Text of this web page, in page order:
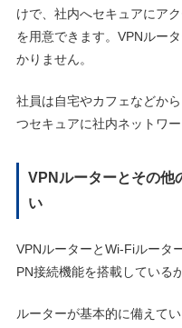
けで、社内へセキュアにア
を用意できます。VPNルー
かりません。
社員は自宅やカフェなどか
つセキュアに社内ネットワ
VPNルーターとその他
い
VPNルーターとWi-Fiルータ
PN接続機能を搭載している
ルーターが基本的に備えて